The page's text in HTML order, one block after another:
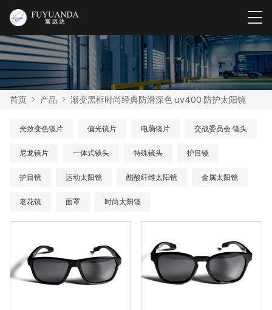
首页 > 产品 > 渐变黑框时尚经典防滑深色 uv400 防护太阳镜
光致变色镜片 偏光镜片 电脑镜片 交战委员会 镜头
尼龙镜片 一体式镜头 特殊镜头 护目镜
护目镜 运动太阳镜 醋酸纤维太阳镜 金属太阳镜
老花镜 面罩 时尚太阳镜